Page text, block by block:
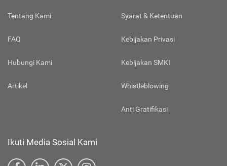
Tentang Kami
FAQ
Hubungi Kami
Artikel
Syarat & Ketentuan
Kebijakan Privasi
Kebijakan SMKI
Whistleblowing
Anti Gratifikasi
Ikuti Media Sosial Kami